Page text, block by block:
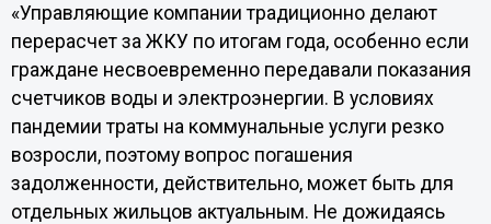
«Управляющие компании традиционно делают
перерасчет за ЖКУ по итогам года, особенно если
граждане несвоевременно передавали показания
счетчиков воды и электроэнергии. В условиях
пандемии траты на коммунальные услуги резко
возросли, поэтому вопрос погашения
задолженности, действительно, может быть для
отдельных жильцов актуальным. Не дожидаясь